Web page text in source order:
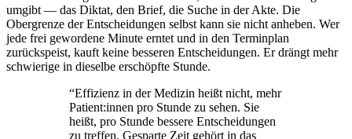
umgibt — das Diktat, den Brief, die Suche in der Akte. Die
Obergrenze der Entscheidungen selbst kann sie nicht anheben. Wer
jede frei gewordene Minute erntet und in den Terminplan
zurückspeist, kauft keine besseren Entscheidungen. Er drängt mehr
schwierige in dieselbe erschöpfte Stunde.
“Effizienz in der Medizin heißt nicht, mehr
Patient:innen pro Stunde zu sehen. Sie
heißt, pro Stunde bessere Entscheidungen
zu treffen. Gesparte Zeit gehört in das